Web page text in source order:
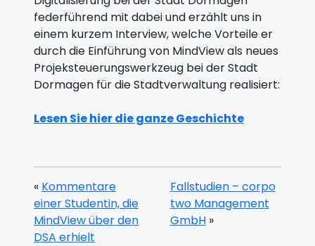
federführend mit dabei und erzählt uns in
einem kurzem Interview, welche Vorteile er
durch die Einführung von MindView als neues
Projeksteuerungswerkzeug bei der Stadt
Dormagen für die Stadtverwaltung realisiert:
Lesen Sie hier die ganze Geschichte
Fallstudien – corpo
two Management
GmbH»
« Kommentare
einer Studentin, die
MindView über den
DSA erhielt